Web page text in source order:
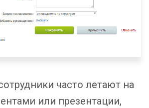
часто летают на
или презентации,